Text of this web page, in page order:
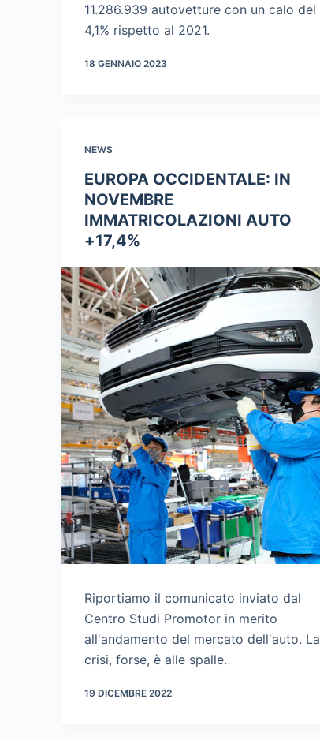
11.286.939 autovetture con un calo del
4,1% rispetto al 2021.
18 GENNAIO 2023
NEWS
EUROPA OCCIDENTALE: IN
NOVEMBRE
IMMATRICOLAZIONI AUTO
+17,4%
Riportiamo il comunicato inviato dal
Centro Studi Promotor in merito
all'andamento del mercato dell'auto. La
crisi, forse, è alle spalle.
19 DICEMBRE 2022